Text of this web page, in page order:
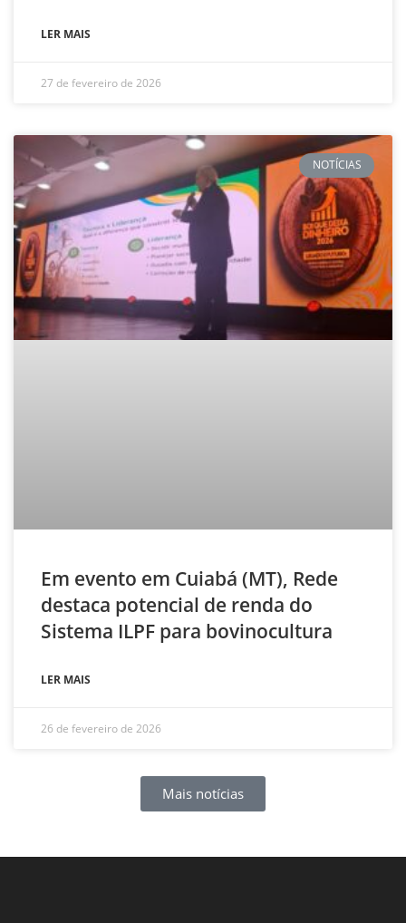
LER MAIS
27 de fevereiro de 2026
NOTÍCIAS
Em evento em Cuiabá (MT), Rede
destaca potencial de renda do
Sistema ILPF para bovinocultura
LER MAIS
26 de fevereiro de 2026
Mais notícias